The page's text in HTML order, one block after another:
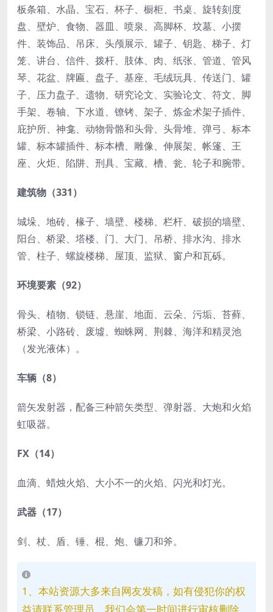
板条箱、水晶、宝石、杯子、橱柜、书桌、旋转刻度
盘、壁炉、食物、器皿、喷泉、高脚杯、坟墓、小摆
件、装饰品、吊床、头颅展示、罐子、钥匙、梯子、灯
笼、讲台、信件、拨杆、肢体、肉、纸张、管道、管风
琴、花盆、牌匾、盘子、基座、毛绒玩具、传送门、罐
子、压力盘子、遗物、研究论文、实验论文、符文、脚
手架、卷轴、下水道、镣铐、架子、炼金术架子插件、
庇护所、神龛、动物骨骼和头骨、头骨堆、弹弓、标本
罐、标本罐插件、标本槽、雕像、伸展架、帐篷、王
座、火炬、陷阱、刑具、宝藏、槽、瓮、轮子和腕带。
建筑物（331）
城垛、地砖、椽子、墙壁、楼梯、栏杆、破损的墙壁、
阳台、桥梁、塔楼、门、大门、吊桥、排水沟、排水
管、柱子、螺旋楼梯、屋顶、监狱、窗户和瓦砾。
环境要素（92）
骨头、植物、锁链、悬崖、地面、云朵、污垢、苔藓、
桥梁、小路砖、废墟、蜘蛛网、荆棘、海洋和精灵池
（发光液体）。
车辆（8）
箭矢发射器，配备三种箭矢类型、弹射器、大炮和火焰
虹吸器。
FX（14）
血滴、蜡烛火焰、大小不一的火焰、闪光和灯光。
武器（17）
剑、杖、盾、锤、棍、炮、镰刀和斧。
1、本站资源大多来自网友发稿，如有侵犯你的权